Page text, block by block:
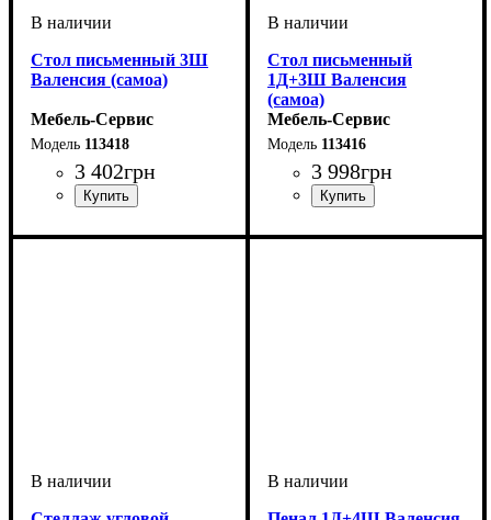
Стол письменный 3Ш
Валенсия (самоа)
Мебель-Сервис
113418
3 402грн
Стол письменный
1Д+3Ш Валенсия
(самоа)
Мебель-Сервис
113416
3 998грн